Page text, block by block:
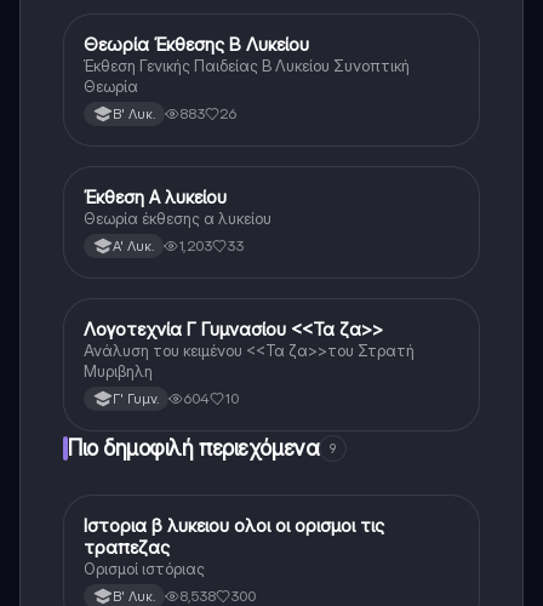
Νέα Ελληνικά
Θεωρία Έκθεσης Β Λυκείου
Έκθεση Γενικής Παιδείας Β Λυκείου Συνοπτική
Θεωρία
Β' Λυκ. 883 26
Νέα Ελληνικά
Έκθεση Α λυκείου
Θεωρία έκθεσης α λυκείου
Α' Λυκ. 1,203 33
Νέα Ελληνικά
Λογοτεχνία Γ Γυμνασίου <<Τα ζα>>
Ανάλυση του κειμένου <<Τα ζα>>του Στρατή
Μυριβηλη
Γ' Γυμν. 604 10
Πιο δημοφιλή περιεχόμενα 9
Ιστορία
Ιστορια β λυκειου ολοι οι ορισμοι τις
τραπεζας
Ορισμοί ιστόριας
Β' Λυκ. 8,538 300